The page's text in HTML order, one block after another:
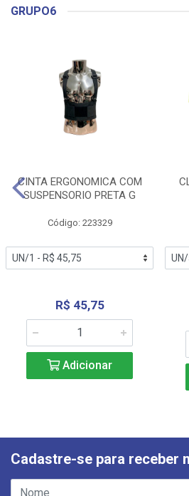
GRUPO6
CINTA ERGONOMICA COM
SUSPENSORIO PRETA G
Código: 223329
R$ 45,75
Adicionar
Cadastre-se para receber